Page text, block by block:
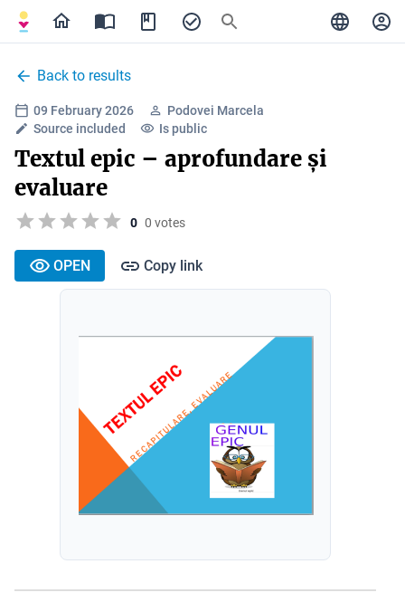
Back to results
09 February 2026
Podovei Marcela
Source included
Is public
Textul epic – aprofundare și
evaluare
0 0 votes
OPEN Copy link